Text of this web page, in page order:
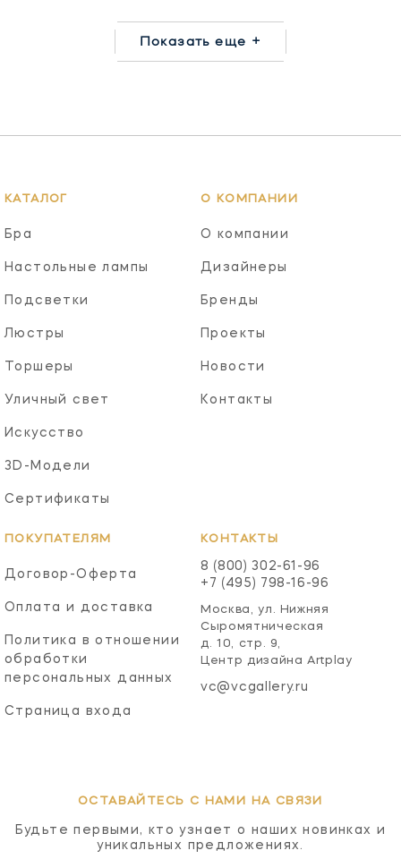
Показать еще +
КАТАЛОГ
Бра
Настольные лампы
Подсветки
Люстры
Торшеры
Уличный свет
Искусство
3D-Модели
Сертификаты
О КОМПАНИИ
О компании
Дизайнеры
Бренды
Проекты
Новости
Контакты
ПОКУПАТЕЛЯМ
Договор-Оферта
Оплата и доставка
Политика в отношении
обработки
персональных данных
Страница входа
КОНТАКТЫ
8 (800) 302-61-96
+7 (495) 798-16-96
Москва, ул. Нижняя
Сыромятническая
д. 10, стр. 9,
Центр дизайна Artplay
vc@vcgallery.ru
ОСТАВАЙТЕСЬ С НАМИ НА СВЯЗИ
Будьте первыми, кто узнает о наших новинках и
уникальных предложениях.